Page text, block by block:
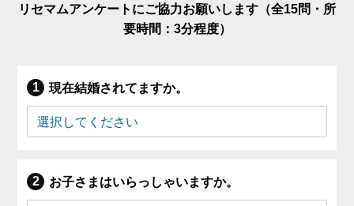
リセマムアンケートにご協力お願いします（全15問・所
要時間：3分程度）
現在結婚されてますか。
お子さまはいらっしゃいますか。